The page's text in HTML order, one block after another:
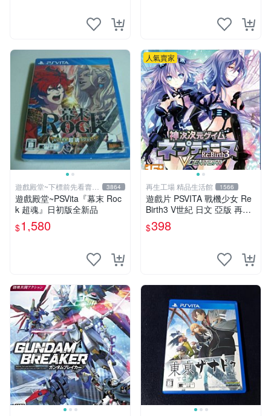
遊戲殿堂~下標前先看賣場
關於我
3864
遊戲殿堂~PSVita『幕末 Roc
k 超魂』日初版全新品
$1,580
人氣賣家
再生工場 精品生活館 1566
遊戲片 PSVITA 戰機少女 Re
Birth3 V世紀 日文 亞版 再生
工場 01
$398